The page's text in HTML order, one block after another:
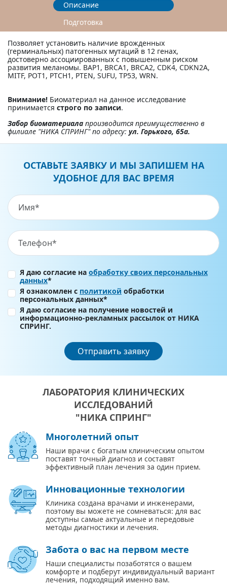
Описание
Подготовка
Позволяет установить наличие врожденных
(герминальных) патогенных мутаций в 12 генах,
достоверно ассоциированных с повышенным риском
развития меланомы. BAP1, BRCA1, BRCA2, CDK4, CDKN2A,
MITF, POT1, PTCH1, PTEN, SUFU, TP53, WRN.
Внимание! Биоматериал на данное исследование
принимается строго по записи.
Забор биоматериала производится преимущественно в
филиале "НИКА СПРИНГ" по адресу: ул.Горького, 65а.
ОСТАВЬТЕ ЗАЯВКУ И МЫ ЗАПИШЕМ НА
УДОБНОЕ ДЛЯ ВАС ВРЕМЯ
Я даю согласие на обработку своих персональных
данных*
Я ознакомлен с политикой обработки
персональных данных*
Я даю согласие на получение новостей и
информационно-рекламных рассылок от НИКА
СПРИНГ.
Отправить заявку
ЛАБОРАТОРИЯ КЛИНИЧЕСКИХ
ИССЛЕДОВАНИЙ
"НИКА СПРИНГ"
Многолетний опыт
Наши врачи с богатым клиническим опытом
поставят точный диагноз и составят
эффективный план лечения за один прием.
Инновационные технологии
Клиника создана врачами и инженерами,
поэтому вы можете не сомневаться: для вас
доступны самые актуальные и передовые
методы диагностики и лечения.
Забота о вас на первом месте
Наши специалисты позаботятся о вашем
комфорте и подберут индивидуальный вариант
лечения, подходящий именно вам.